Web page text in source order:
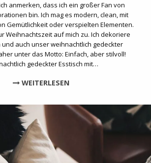
anmerken, dass ich ein großer Fan von
bin. Ich mag es modern, clean, mit
Gemütlichkeit oder verspielten Elementen.
Weihnachtszeit auf mich zu. Ich dekoriere
auch unser weihnachtlich gedeckter
unter das Motto: Einfach, aber stilvoll!
gedeckter Esstisch mit…
WEITERLESEN